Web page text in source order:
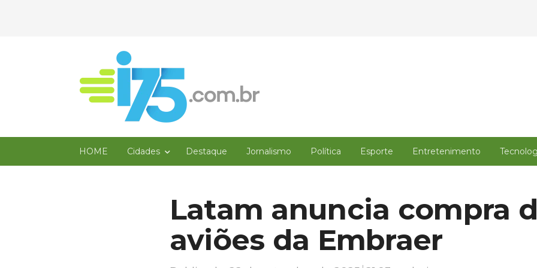
HOME Cidades Destaque Jornalismo Política Esporte Entretenimento
Latam anuncia compra
aviões da Embraer